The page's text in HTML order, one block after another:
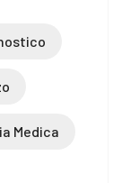
Medica